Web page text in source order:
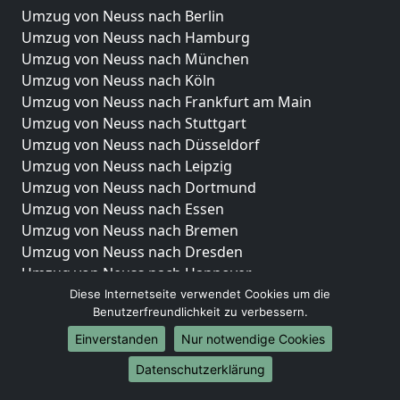
Umzug von Neuss nach Berlin
Umzug von Neuss nach Hamburg
Umzug von Neuss nach München
Umzug von Neuss nach Köln
Umzug von Neuss nach Frankfurt am Main
Umzug von Neuss nach Stuttgart
Umzug von Neuss nach Düsseldorf
Umzug von Neuss nach Leipzig
Umzug von Neuss nach Dortmund
Umzug von Neuss nach Essen
Umzug von Neuss nach Bremen
Umzug von Neuss nach Dresden
Umzug von Neuss nach Hannover
Umzug von Neuss nach Nürnberg
Umzug von Neuss nach Duisburg
Umzug von Neuss nach Bochum
Umzug von Neuss nach Wuppertal
Umzug von Neuss nach Bielefeld
Diese Internetseite verwendet Cookies um die
Benutzerfreundlichkeit zu verbessern.
Einverstanden
Nur notwendige Cookies
Datenschutzerklärung